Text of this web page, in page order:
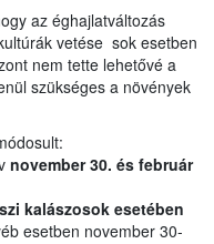
az éghajlatváltozás
vetése sok esetben
nem tette lehetővé a
szükséges a növények
november 30. és február
kalászosok esetében
esetben november 30-